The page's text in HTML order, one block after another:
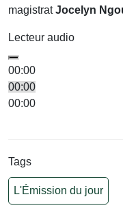
magistratJocelyn
Lecteur audio
00:00
00:00
00:00
Tags
L'Émission du jour